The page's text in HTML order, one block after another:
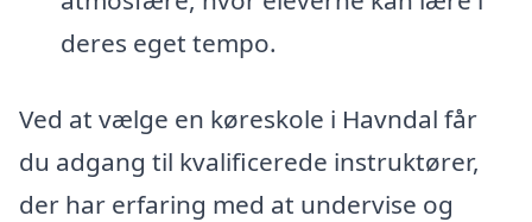
deres eget tempo.
Ved at vælge en køreskole i Havndal får
du adgang til kvalificerede instruktører,
der har erfaring med at undervise og